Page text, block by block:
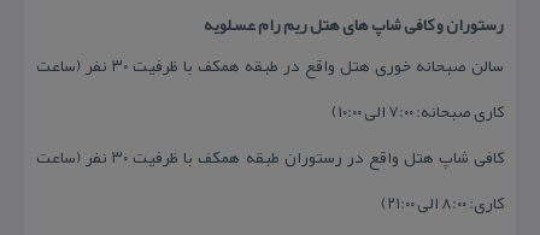
رستوران و كافی شاپ های هتل ریم رام عسلویه
سالن صبحانه خوری هتل واقع در طبقه همكف با ظرفیت ۳۰ نفر (ساعت
كاری صبحانه: ۷:۰۰ الی ۱۰:۰۰)
كافی شاپ هتل واقع در رستوران طبقه همكف با ظرفیت ۳۰ نفر (ساعت
كاری: ۸:۰۰ الی ۲۱:۰۰)